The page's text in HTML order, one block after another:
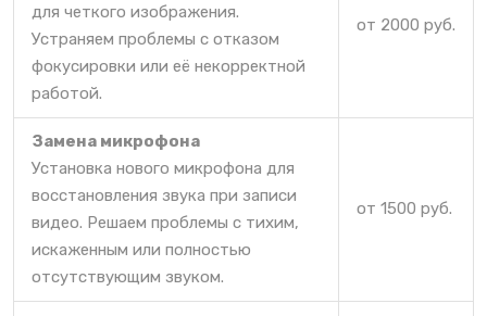
для четкого изображения.
Устраняем проблемы с отказом
фокусировки или её некорректной
работой.
от 2000 руб.
Замена микрофона
Установка нового микрофона для
восстановления звука при записи
видео. Решаем проблемы с тихим,
искаженным или полностью
отсутствующим звуком.
от 1500 руб.